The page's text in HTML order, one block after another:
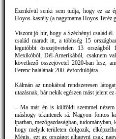
Ezenkívül senki sem tudja, hogy ez az
Hoyos-kastély (a nagymama Hoyos Teréz
Viszont jó hír, hogy a Széchényi család
család maradt itt, a többség 15
legutóbbi összejövetelen 13
Mexikóból, Dél-Amerikából, csaknem
következő összejövetel 2020-ban lesz,
Ferenc halálának 200. évfordulójára.
Kálmán az unokáival rendszeresen
utazásnak, bár nekik egészen mást jelent ez
– Ma már én is külföldi szemmel
máshogy tekintenek rá. Nagyon fontos
iparban, mezőgazdaságban,
hogy melyik területen dolgozik,
Mégis, ezt az országot elhagyni csak